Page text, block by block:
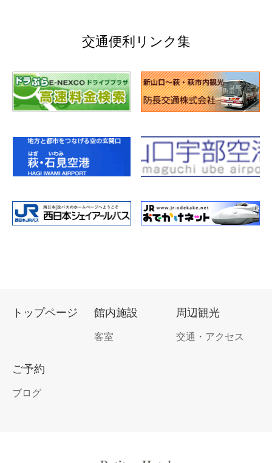
交通便利リンク集
トップページ 館内施設
客室
周辺観光
交通・アクセス
ご予約
ブログ